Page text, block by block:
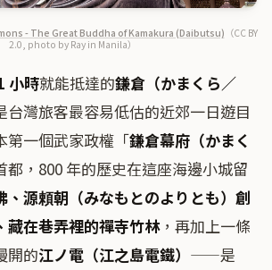
- The Great Buddha of Kamakura (Daibutsu) （CC BY
2.0, photo by Ray in Manila）
小時就能抵達的鎌倉（かまくら／
台灣旅客最容易低估的近郊一日遊目
第一個武家政權「鎌倉幕府（かまく
都，800 年的歷史在這座海邊小城留
、源頼朝（みなもとのよりとも）創
藏在巷弄裡的禪寺竹林，再加上一條
開的江ノ電（江之島電鐵） ——是